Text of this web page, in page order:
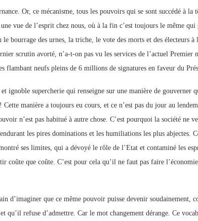
Or, ce mécanisme, tous les pouvoirs qui se sont succédé à la
une vue de l’esprit chez nous, où à la fin c’est toujours le même
le bourrage des urnes, la triche, le vote des morts et des électeurs
scrutin avorté, n’a-t-on pas vu les services de l’actuel Premier
flambant neufs pleins de 6 millions de signatures en faveur du
ignoble supercherie qui renseigne sur une manière de gouverner
Cette manière a toujours eu cours, et ce n’est pas du jour au
n’est pas habitué à autre chose. C’est pourquoi la société ne
les pires dominations et les humiliations les plus abjectes.
ses limites, qui a dévoyé le rôle de l’Etat et contaminé les
coûte que coûte. C’est pour cela qu’il ne faut pas faire
d’imaginer que ce même pouvoir puisse devenir soudainement,
qu’il refuse d’admettre. Car le mot changement dérange. Ce